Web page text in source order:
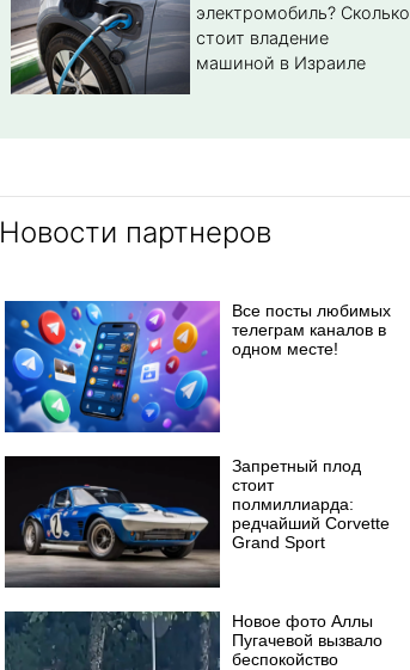
электромобиль? Cколько
стоит владение
машиной в Израиле
Новости партнеров
Все посты любимых
телеграм каналов в
одном месте!
Запретный плод
стоит
полмиллиарда:
редчайший Corvette
Grand Sport
Новое фото Аллы
Пугачевой вызвало
беспокойство